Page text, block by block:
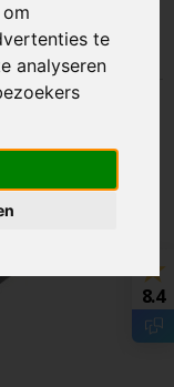
te
analyseren
>HDMI kabels
Extra Lang
8.4